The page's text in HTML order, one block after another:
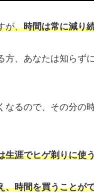
が、時間は常に減り
方、あなたは知らず
るので、その分の
生涯でヒゲ剃りに使
、時間を買うことが